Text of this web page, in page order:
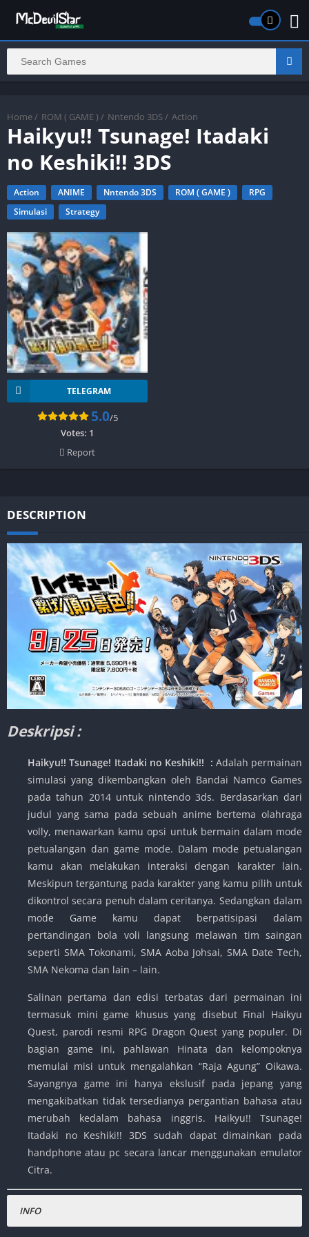
Home / ROM ( GAME ) / Nntendo 3DS / Action
Haikyu!! Tsunage! Itadaki
no Keshiki!! 3DS
Action ANIME Nntendo 3DS ROM ( GAME )
RPG
Simulasi
Strategy
TELEGRAM
5.0/5
Votes: 1
Report
DESCRIPTION
Deskripsi :
Haikyu!! Tsunage! Itadaki no Keshiki!! : Adalah permainan
simulasi yang dikembangkan oleh Bandai Namco Games
pada tahun 2014 untuk nintendo 3ds. Berdasarkan dari
judul yang sama pada sebuah anime bertema olahraga
volly, menawarkan kamu opsi untuk bermain dalam mode
petualangan dan game mode. Dalam mode petualangan
kamu akan melakukan interaksi dengan karakter lain.
Meskipun tergantung pada karakter yang kamu pilih untuk
dikontrol secara penuh dalam ceritanya. Sedangkan dalam
mode Game kamu dapat berpatisipasi dalam
pertandingan bola voli langsung melawan tim saingan
seperti SMA Tokonami, SMA Aoba Johsai, SMA Date Tech,
SMA Nekoma dan lain – lain.
Salinan pertama dan edisi terbatas dari permainan ini
termasuk mini game khusus yang disebut Final Haikyu
Quest, parodi resmi RPG Dragon Quest yang populer. Di
bagian game ini, pahlawan Hinata dan kelompoknya
memulai misi untuk mengalahkan “Raja Agung” Oikawa.
Sayangnya game ini hanya ekslusif pada jepang yang
mengakibatkan tidak tersedianya pergantian bahasa atau
merubah kedalam bahasa inggris. Haikyu!! Tsunage!
Itadaki no Keshiki!! 3DS sudah dapat dimainkan pada
handphone atau pc secara lancar menggunakan emulator
Citra.
INFO